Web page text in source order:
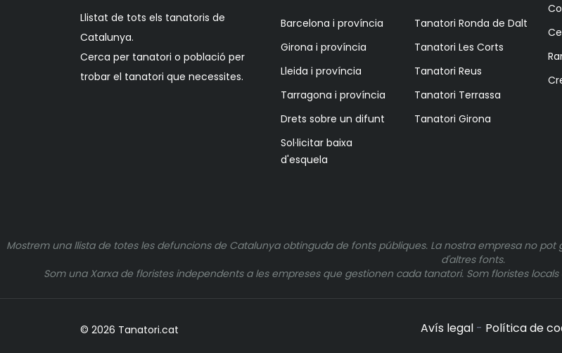
Llistat de tots els tanatoris de
Catalunya.
Cerca per tanatori o població per
trobar el tanatori que necessites.
Barcelona i província
Girona i província
Lleida i província
Tarragona i província
Drets sobre un difunt
Sol·licitar baixa
d'esquela
Tanatori Ronda de Dalt
Tanatori Les Corts
Tanatori Reus
Tanatori Terrassa
Tanatori Girona
Mostrem una llista de totes les defuncions de Catalunya obtinguda de fonts públiques. La nostra empresa no
d'altres fonts.
Som una Xarxa de floristes independents a les empreses que gestionen cada tanatori. Som floristes
© 2026 Tanatori.cat Avís legal - Política de